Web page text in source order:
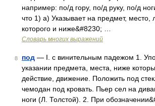
например: по/д гору, по/д руку, по/д
что 1) а) Указывает на предмет, место,
которого и ниже&#8230; …
Словарь многих выражений
8 под — I. с винительным падежом 1.
указании предмета, места, ниже
действие, движение. Положить под
чемодан под кровать. Пьер сел на
ноги (Л. Толстой). 2. При